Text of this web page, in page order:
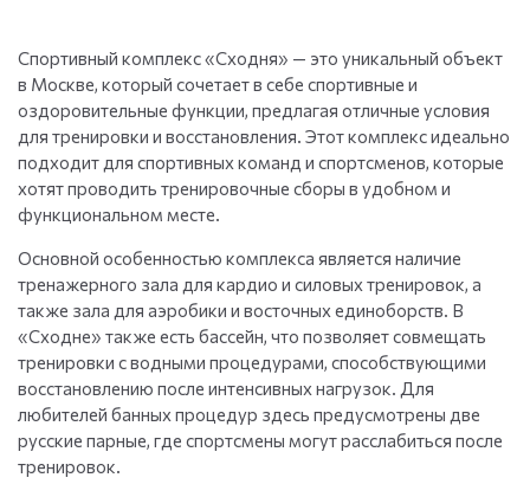
Спортивный комплекс «Сходня» — это уникальный объект
в Москве, который сочетает в себе спортивные и
оздоровительные функции, предлагая отличные условия
для тренировки и восстановления. Этот комплекс идеально
подходит для спортивных команд и спортсменов, которые
хотят проводить тренировочные сборы в удобном и
функциональном месте.
Основной особенностью комплекса является наличие
тренажерного зала для кардио и силовых тренировок, а
также зала для аэробики и восточных единоборств. В
«Сходне» также есть бассейн, что позволяет совмещать
тренировки с водными процедурами, способствующими
восстановлению после интенсивных нагрузок. Для
любителей банных процедур здесь предусмотрены две
русские парные, где спортсмены могут расслабиться после
тренировок.